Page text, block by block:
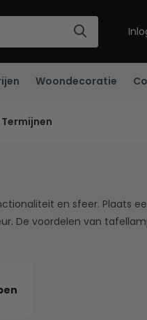
Woondecoratie
en sfeer. Plaats
De voordelen van